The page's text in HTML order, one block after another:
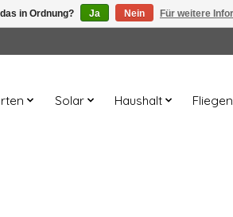
Solar Haushalt
in Ordnung? Ja Nein Für weitere